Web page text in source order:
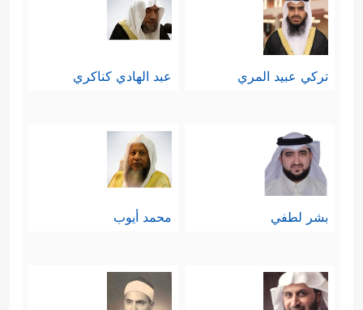
تركي عبيد المري عبد الهادي كناكري
بشر لطفي محمد أيوب